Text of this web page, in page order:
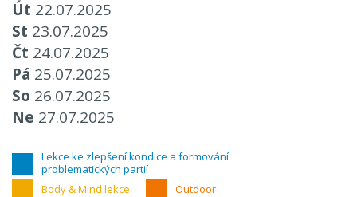
Út 22.07.2025
St 23.07.2025
Čt 24.07.2025
Pá 25.07.2025
So 26.07.2025
Ne 27.07.2025
Lekce ke zlepšení kondice a formování
problematických partií
Body & Mind lekce
Outdoor